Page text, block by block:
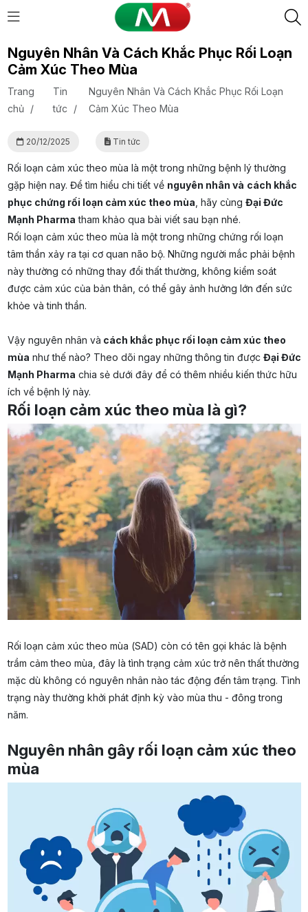
Nguyên Nhân Và Cách Khắc Phục Rối Loạn
Cảm Xúc Theo Mùa
Trang
chủ
/
Tin
tức
/
Nguyên Nhân Và Cách Khắc Phục Rối Loạn
Cảm Xúc Theo Mùa
20/12/2025 Tin tức
Rối loạn cảm xúc theo mùa là một trong những bệnh lý thường
gặp hiện nay. Để tìm hiểu chi tiết về nguyên nhân và cách khắc
phục chứng rối loạn cảm xúc theo mùa , hãy cùng Đại Đức
Mạnh Pharma tham khảo qua bài viết sau bạn nhé.
Rối loạn cảm xúc theo mùa là một trong những chứng rối loạn
tâm thần xảy ra tại cơ quan não bộ. Những người mắc phải bệnh
này thường có những thay đổi thất thường, không kiểm soát
được cảm xúc của bản thân, có thể gây ảnh hưởng lớn đến sức
khỏe và tinh thần.
Vậy nguyên nhân và cách khắc phục rối loạn cảm xúc theo
mùa như thế nào? Theo dõi ngay những thông tin được Đại Đức
Mạnh Pharma chia sẻ dưới đây để có thêm nhiều kiến thức hữu
ích về bệnh lý này.
Rối loạn cảm xúc theo mùa là gì?
Rối loạn cảm xúc theo mùa (SAD) còn có tên gọi khác là bệnh
trầm cảm theo mùa, đây là tình trạng cảm xúc trở nên thất thường
mặc dù không có nguyên nhân nào tác động đến tâm trạng. Tình
trạng này thường khởi phát định kỳ vào mùa thu - đông trong
năm.
Nguyên nhân gây rối loạn cảm xúc theo
mùa